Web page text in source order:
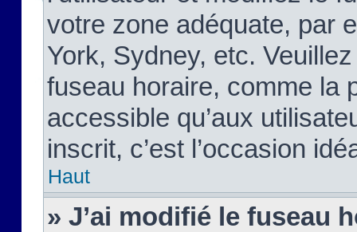
votre zone adéquate, par
York, Sydney, etc.
fuseau horaire, comme la
accessible qu’aux
inscrit, c’est l’occasion
Haut
» J’ai modifié le fuseau